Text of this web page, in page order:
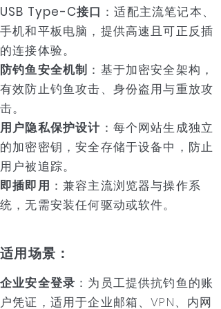
USB Type-C接口 ：适配主流笔记本、
手机和平板电脑，提供高速且可正反插
的连接体验。
防钓鱼安全机制 ：基于加密安全架构，
有效防止钓鱼攻击、身份盗用与重放攻
击。
用户隐私保护设计 ：每个网站生成独立
的加密密钥，安全存储于设备中，防止
用户被追踪。
即插即用 ：兼容主流浏览器与操作系
统，无需安装任何驱动或软件。
适用场景：
企业安全登录 ：为员工提供抗钓鱼的账
户凭证，适用于企业邮箱、VPN、内网